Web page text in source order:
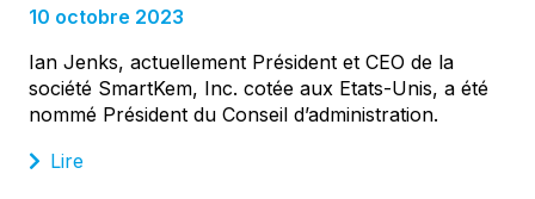
10 octobre 2023
Ian Jenks, actuellement Président et CEO de la
société SmartKem, Inc. cotée aux Etats-Unis, a été
nommé Président du Conseil d’administration.
Lire